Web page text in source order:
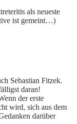
als neueste
ist gemeint…)
Sebastian Fitzek.
daran!
der erste
wird, sich aus dem
darüber